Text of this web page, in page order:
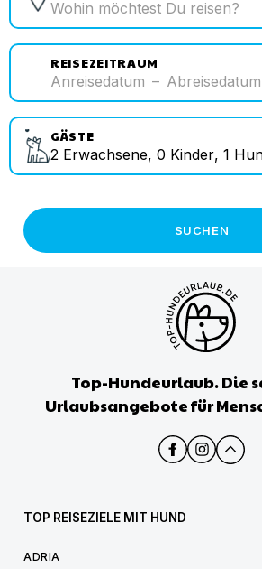
REISEZEITRAUM
Anreisedatum – Abreisedatum
GÄSTE
2 Erwachsene, 0 Kinder, 1
SUCHEN
Top-Hundeurlaub. Die
Urlaubsangebote für
TOP REISEZIELE MIT HUND
ADRIA